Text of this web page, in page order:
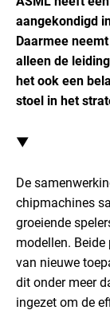
aangekondigd
Daarmee
alleen de
het ook een
stoel in het
▼
De
chipmachines
groeiende
modellen.
van nieuwe
dit onder meer
ingezet om de